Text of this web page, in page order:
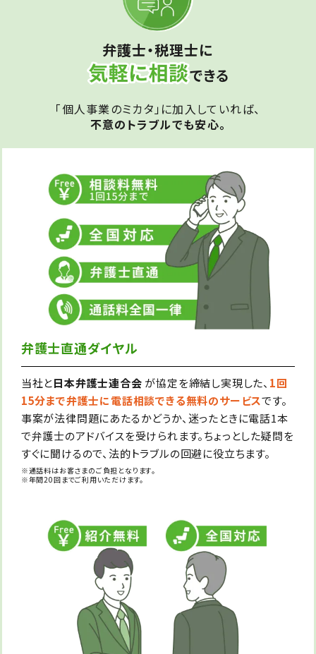
弁護士・税理士に
できる
「個人事業のミカタ」に加入していれば、
不意のトラブルでも安心。
弁護士直通ダイヤル
当社と日本弁護士連合会 が協定を締結し実現した、 1回
15分まで弁護士に電話相談できる無料のサービスです。
事案が法律問題にあたるかどうか、迷ったときに電話1本
で弁護士のアドバイスを受けられます。ちょっとした疑問を
すぐに聞けるので、法的トラブルの回避に役立ちます。
※通話料はお客さまのご負担となります。
※年間20回までご利用いただけます。